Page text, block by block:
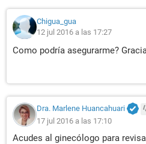
Chigua_gua
12 jul 2016 a las 17:27
Como podría asegurarme?
Dra. Marlene Huancahuari
17 jul 2016 a las 17:10
Acudes al ginecólogo para